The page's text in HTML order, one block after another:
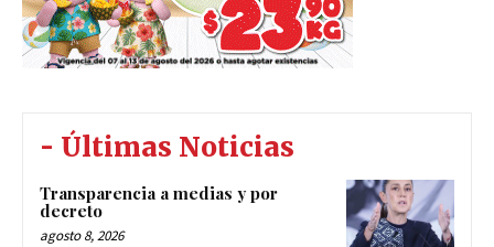
- Últimas Noticias
Transparencia a medias y por
decreto
agosto 8, 2026